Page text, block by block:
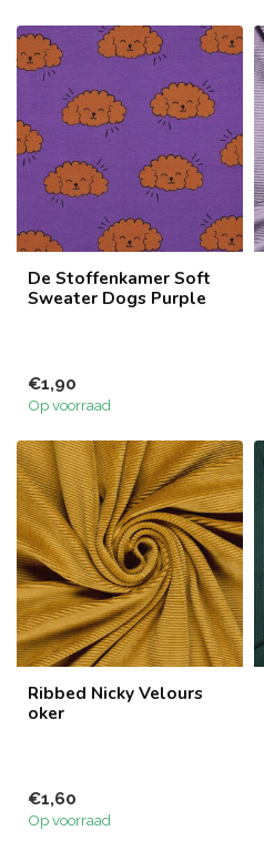
De Stoffenkamer Soft
Sweater Dogs Purple
€1,90
Op voorraad
Ribbed Nicky Velours
oker
€1,60
Op voorraad